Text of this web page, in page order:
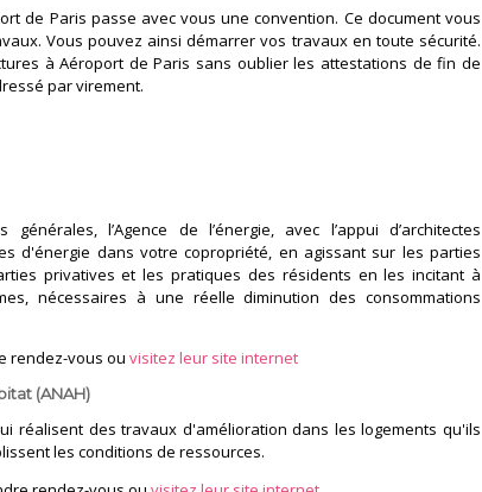
de Paris passe avec vous une convention. Ce document vous
Vous pouvez ainsi démarrer vos travaux en toute sécurité.
à Aéroport de Paris sans oublier les attestations de fin de
par virement.
l’Agence de l’énergie, avec l’appui d’architectes
d'énergie dans votre copropriété, en agissant sur les parties
privatives et les pratiques des résidents en les incitant à
nécessaires à une réelle diminution des consommations
rendez-vous ou visitez leur site internet
(ANAH)
réalisent des travaux d'amélioration dans les logements qu'ils
les conditions de ressources.